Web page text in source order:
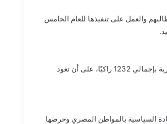
والعمل على تنفيذها للعام الخامس
وانطلق القطار من الإسكندرية اليوم الإثنين الموافق 25 مايو 2026، مكونًا من 14 عربة بإجمالي 1232 راكبًا، على أن تعود
السياسية بالمواطن المصري وحرصها